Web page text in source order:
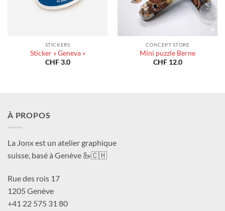
STICKERS
Sticker « Geneva »
CHF3.0
CONCEPT STORE
Mini puzzle Berne
CHF12.0
À PROPOS
La Jonx est un atelier graphique
suisse, basé à Genève 🦢🇨🇭
Rue des rois 17
1205 Genève
+41 22 575 31 80